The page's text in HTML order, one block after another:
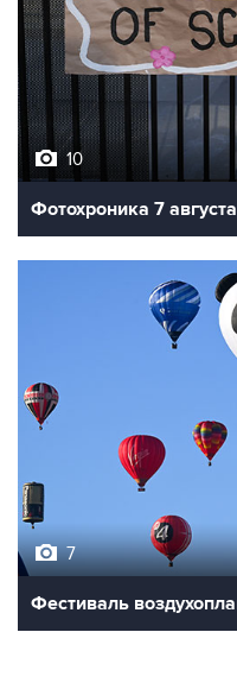
10
Фотохроника 7 августа
Фестиваль